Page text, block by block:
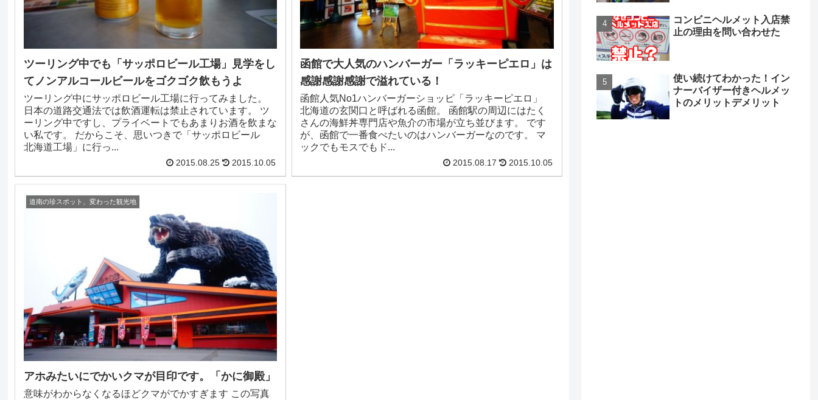
ツーリング中でも「サッポロビール工場」見学をし
てノンアルコールビールをゴクゴク飲もうよ
ツーリング中にサッポロビール工場に行ってみました。
日本の道路交通法では飲酒運転は禁止されています。 ツ
ーリング中ですし、プライベートでもあまりお酒を飲まな
い私です。 だからこそ、思いつきで「サッポロビール
北海道工場」に行っ...
2015.08.25 2015.10.05
函館で大人気のハンバーガー「ラッキーピエロ」は
感謝感謝感謝で溢れている！
函館人気No1ハンバーガーショッピ「ラッキーピエロ」
北海道の玄関口と呼ばれる函館。 函館駅の周辺にはたく
さんの海鮮丼専門店や魚介の市場が立ち並びます。 です
が、函館で一番食べたいのはハンバーガーなのです。 マ
ックでもモスでもド...
2015.08.17 2015.10.05
道南の珍スポット、変わった観光地
アホみたいにでかいクマが目印です。「かに御殿」
意味がわからなくなるほどクマがでかすぎます この写真
コンビニヘルメット入店禁
止の理由を問い合わせた
使い続けてわかった！イン
ナーバイザー付きヘルメッ
トのメリットデメリット